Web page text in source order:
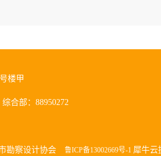
楼甲
综合部：88950272
勘察设计协会 鲁ICP备13002669号-1 犀牛云